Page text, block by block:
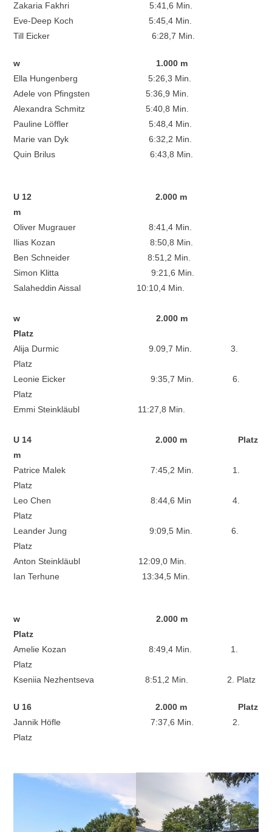
Zakaria Fakhri 5:41,6 Min.
Eve-Deep Koch 5:45,4 Min.
Till Eicker 6:28,7 Min.
w
1.000 m
Ella Hungenberg 5:26,3 Min.
Adele von Pfingsten 5:36,9 Min.
Alexandra Schmitz 5:40,8 Min.
Pauline Löffler 5:48,4 Min.
Marie van Dyk 6:32,2 Min.
Quin Brilus 6:43,8 Min.
U 12 2.000 m
m
Oliver Mugrauer 8:41,4 Min.
Ilias Kozan 8:50,8 Min.
Ben Schneider 8:51,2 Min.
Simon Klitta 9:21,6 Min.
Salaheddin Aissal 10:10,4 Min.
w 2.000 m
Platz
Alija Durmic 9.09,7 Min. 3.
Platz
Leonie Eicker 9:35,7 Min. 6.
Platz
Emmi Steinkläubl
11:27,8 Min.
U 14 2.000 m Platz
m
Patrice Malek 7:45,2 Min. 1.
Platz
Leo Chen 8:44,6 Min 4.
Platz
Leander Jung 9:09,5 Min. 6.
Platz
Anton Steinkläubl 12:09,0 Min.
Ian Terhune 13:34,5 Min.
w 2.000 m
Platz
Amelie Kozan 8:49,4 Min. 1.
Platz
Kseniia Nezhentseva 8:51,2 Min. 2. Platz
U 16 2.000 m Platz
Jannik Höfle 7:37,6 Min. 2.
Platz